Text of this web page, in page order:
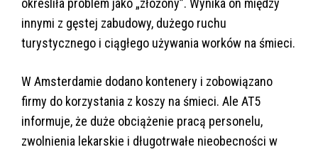
określiła problem jako „złożony”. Wynika on między
innymi z gęstej zabudowy, dużego ruchu
turystycznego i ciągłego używania worków na śmieci.
W Amsterdamie dodano kontenery i zobowiązano
firmy do korzystania z koszy na śmieci. Ale AT5
informuje, że duże obciążenie pracą personelu,
zwolnienia lekarskie i długotrwałe nieobecności w